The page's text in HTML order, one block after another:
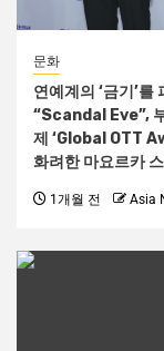
문화
연예계의 ‘금기’
“Scandal Eve”,
제 ‘Global OTT
화려한 마요르카
1개월 전 Asia